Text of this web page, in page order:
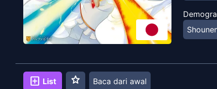
add_box List star Baca dari awal